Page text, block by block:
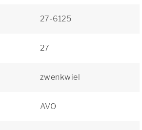
27-6125
27
zwenkwiel
AVO